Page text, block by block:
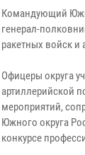
Командующий
генерал-
ракетных войск и
Офицеры округа
артиллерийской
мероприятий,
Южного округа
конкурсе